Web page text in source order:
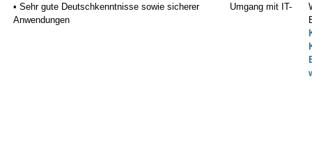
• Sehr gute Deutschkenntnisse sowie sicherer Umgang mit IT-
Anwendungen